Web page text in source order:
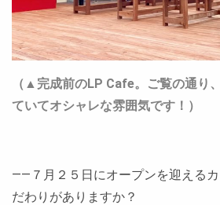
（▲完成前のLP Cafe。ご覧の通り
ていてオシャレな雰囲気です！）
――７月２５日にオープンを迎える
だわりがありますか？